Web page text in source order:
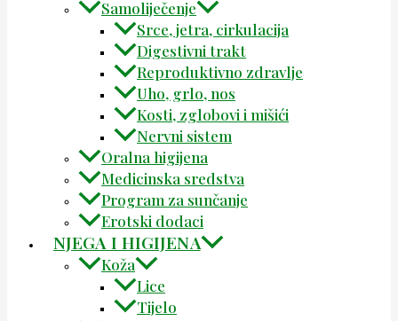
Samoliječenje
Srce, jetra, cirkulacija
Digestivni trakt
Reproduktivno zdravlje
Uho, grlo, nos
Kosti, zglobovi i mišići
Nervni sistem
Oralna higijena
Medicinska sredstva
Program za sunčanje
Erotski dodaci
NJEGA I HIGIJENA
Koža
Lice
Tijelo